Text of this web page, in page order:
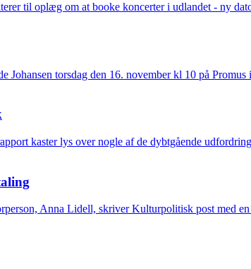
til oplæg om at booke koncerter i udlandet - ny
torsdag den 16. november kl 10 på Promus
kaster lys over nogle af de dybtgående
Anna Lidell, skriver Kulturpolitisk post med